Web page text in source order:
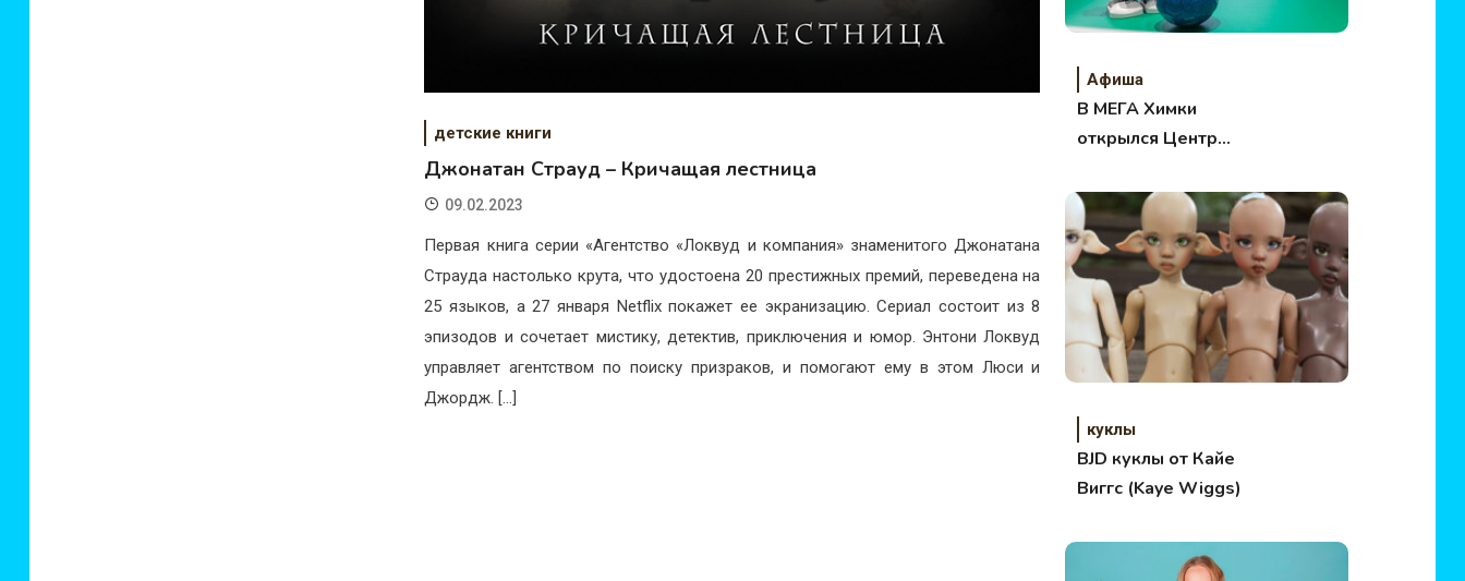
детские книги
Джонатан Страуд – Кричащая лестница
09.02.2023
Первая книга серии «Агентство «Локвуд и компания» знаменитого Джонатана
Страуда настолько крута, что удостоена 20 престижных премий, переведена на
25 языков, а 27 января Netflix покажет ее экранизацию. Сериал состоит из 8
эпизодов и сочетает мистику, детектив, приключения и юмор. Энтони Локвуд
управляет агентством по поиску призраков, и помогают ему в этом Люси и
Джордж. […]
Афиша
В МЕГА Химки
открылся Центр
куклы
BJD куклы от Кайе
Виггс (Kaye Wiggs)